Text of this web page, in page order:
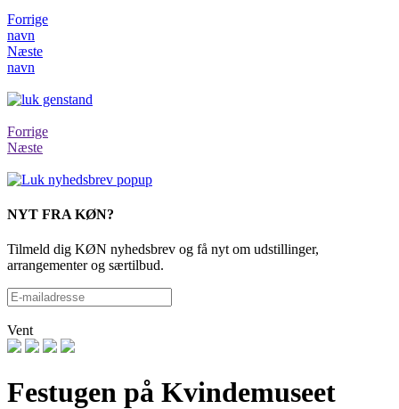
Forrige
navn
Næste
navn
Forrige
Næste
NYT FRA KØN?
Tilmeld dig KØN nyhedsbrev og få nyt om udstillinger,
arrangementer og særtilbud.
Vent
Festugen på Kvindemuseet